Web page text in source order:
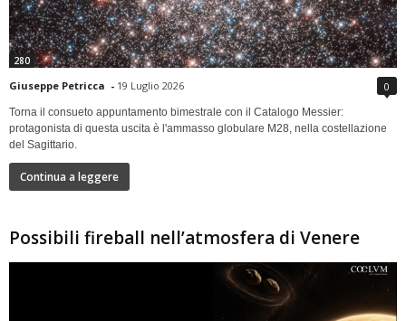
280
Giuseppe Petricca - 19 Luglio 2026 0
Torna il consueto appuntamento bimestrale con il Catalogo Messier:
protagonista di questa uscita è l'ammasso globulare M28, nella costellazione
del Sagittario.
Continua a leggere
Possibili fireball nell’atmosfera di Venere